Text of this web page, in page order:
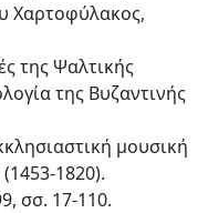
Χαρτοφύλακος,
της Ψαλτικής
της Βυζαντινής
μουσική
1820).
σσ. 17-110.